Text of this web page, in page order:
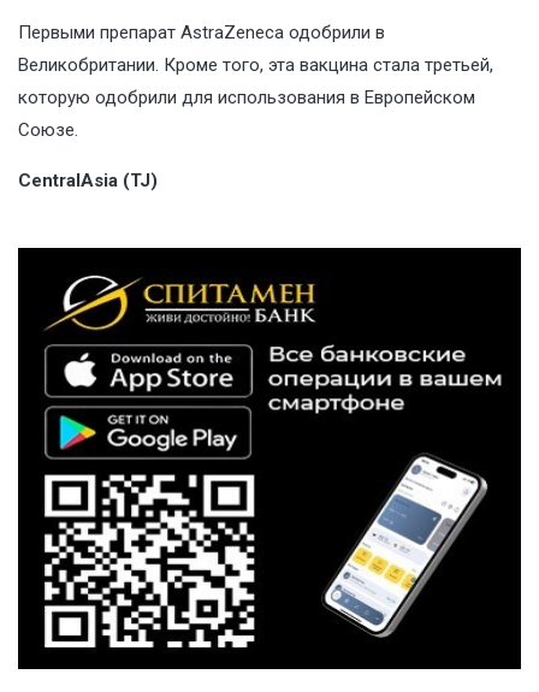
Первыми препарат AstraZeneca одобрили в
Великобритании. Кроме того, эта вакцина стала третьей,
которую одобрили для использования в Европейском
Союзе.
CentralAsia (TJ)